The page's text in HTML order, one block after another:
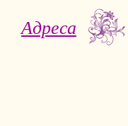
Адреса